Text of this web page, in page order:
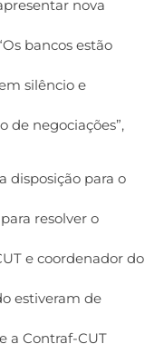
nova
bancos estão
silêncio e
de negociações”,
disposição para o
resolver o
e coordenador do
estiveram de
a Contraf-CUT